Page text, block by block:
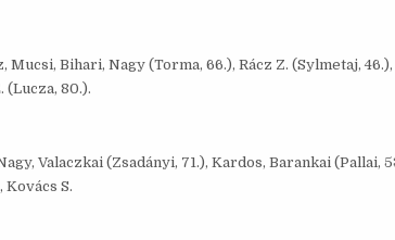
Mucsi, Bihari, Nagy (Torma, 66.), Rácz Z. (Sylmetaj, 46.),
(Lucza, 80.).
Valaczkai (Zsadányi, 71.), Kardos, Barankai (Pallai,
Kovács S.